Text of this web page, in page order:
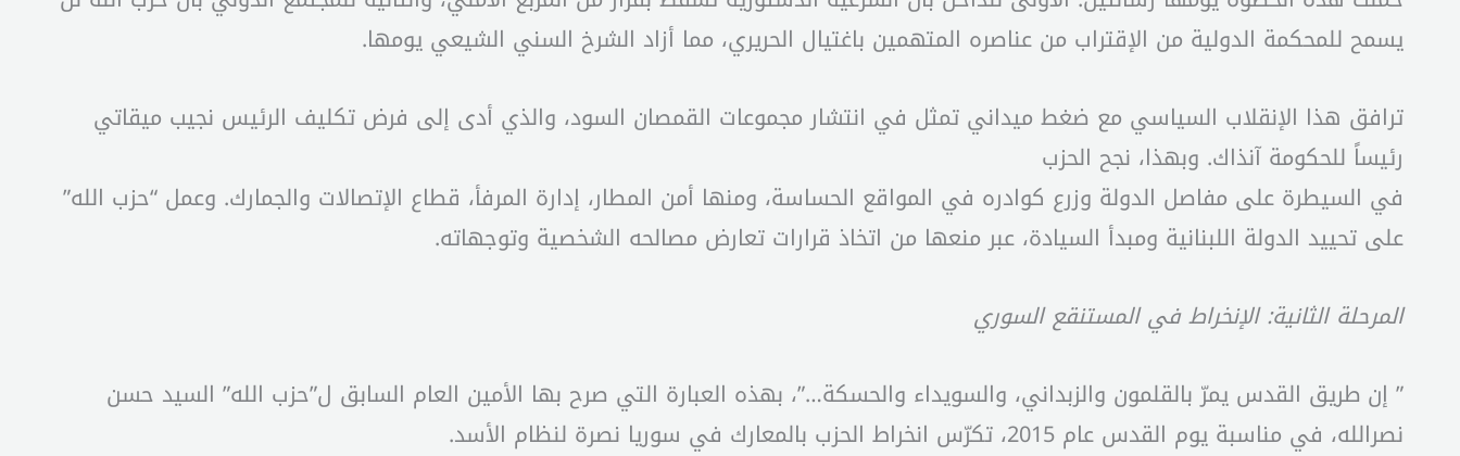
يسمح للمحكمة الدولية من الإقتراب من عناصره المتهمين باغتيال الحريري، مما أزاد الشرخ السني الشيعي يومها.
ترافق هذا الإنقلاب السياسي مع ضغط ميداني تمثل في انتشار مجموعات القمصان السود، والذي أدى إلى فرض تكليف الرئيس نجيب ميقاتي
رئيساً للحكومة آنذاك. وبهذا، نجح الحزب
في السيطرة على مفاصل الدولة وزرع كوادره في المواقع الحساسة، ومنها أمن المطار، إدارة المرفأ، قطاع الإتصالات والجمارك. وعمل “حزب الله”
على تحييد الدولة اللبنانية ومبدأ السيادة، عبر منعها من اتخاذ قرارات تعارض مصالحه الشخصية وتوجهاته.
المرحلة الثانية: الإنخراط في المستنقع السوري
” إن طريق القدس يمرّ بالقلمون والزبداني، والسويداء والحسكة…”، بهذه العبارة التي صرح بها الأمين العام السابق ل”حزب الله” السيد حسن
نصرالله، في مناسبة يوم القدس عام 2015، تكرّس انخراط الحزب بالمعارك في سوريا نصرة لنظام الأسد.